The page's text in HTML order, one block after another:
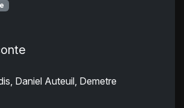
Daniel Auteuil, Demetre